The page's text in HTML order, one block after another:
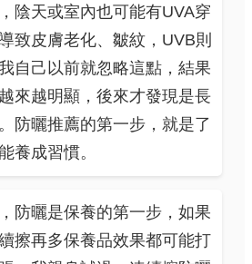
陰天或室內也可能有UVA穿
致皮膚老化、皺紋，UVB則
自己以前就忽略這點，結果
來越明顯，後來才發現是長
防曬推薦的第一步，就是了
養成習慣。
防曬是保養的第一步，如果
擦再多保養品效果都可能打